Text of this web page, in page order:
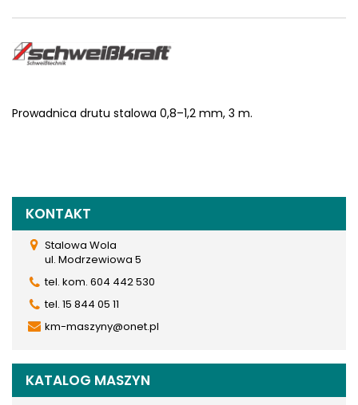
Prowadnica drutu stalowa 0,8–1,2 mm, 3 m.
KONTAKT
Stalowa Wola
ul. Modrzewiowa 5
tel. kom. 604 442 530
tel. 15 844 05 11
km-maszyny@onet.pl
KATALOG MASZYN